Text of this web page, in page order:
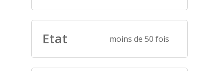
Etat moins de 50 fois